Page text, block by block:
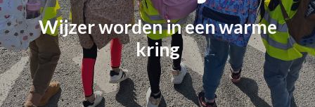
Wijzer worden in een warme
kring